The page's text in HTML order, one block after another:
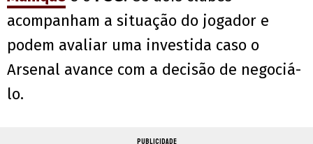
acompanham a situação do jogador e
podem avaliar uma investida caso o
Arsenal avance com a decisão de negociá-
lo.
PUBLICIDADE